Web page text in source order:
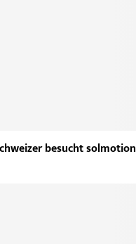
besucht solmotion